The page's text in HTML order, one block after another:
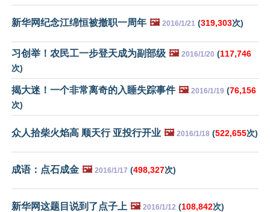
新华网纪念江绵恒被撤职一周年 🖼️ 2016/1/21 (319,303次)
习创举！农民工一步登天成为副部级 🖼️ 2016/1/20 (117,746
次)
揭大迷！一个非常离奇的入睡失踪事件 🖼️ 2016/1/19 (76,156
次)
众人拾柴火焰高 顺天行 亚投行开业 🖼️ 2016/1/18 (522,655次)
成语：点石成金 🖼️ 2016/1/17 (498,327次)
新华网这题目说到了点子上 🖼️ 2016/1/12 (108,842次)